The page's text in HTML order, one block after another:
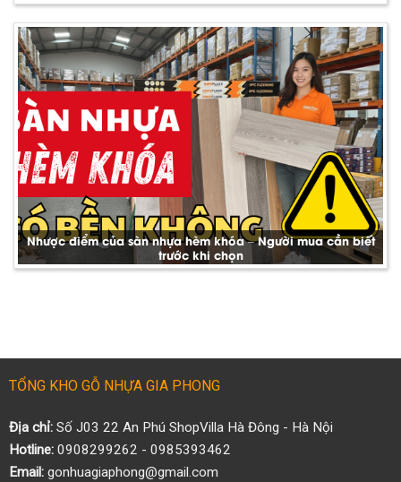
Nhược điểm của sàn nhựa hèm khóa – Người mua cần biết
trước khi chọn
TỔNG KHO GỖ NHỰA GIA PHONG
Địa chỉ:Số J03 22 An Phú ShopVilla Hà Đông - Hà Nội
Hotline:0908299262 - 0985393462
Email:gonhuagiaphong@gmail.com